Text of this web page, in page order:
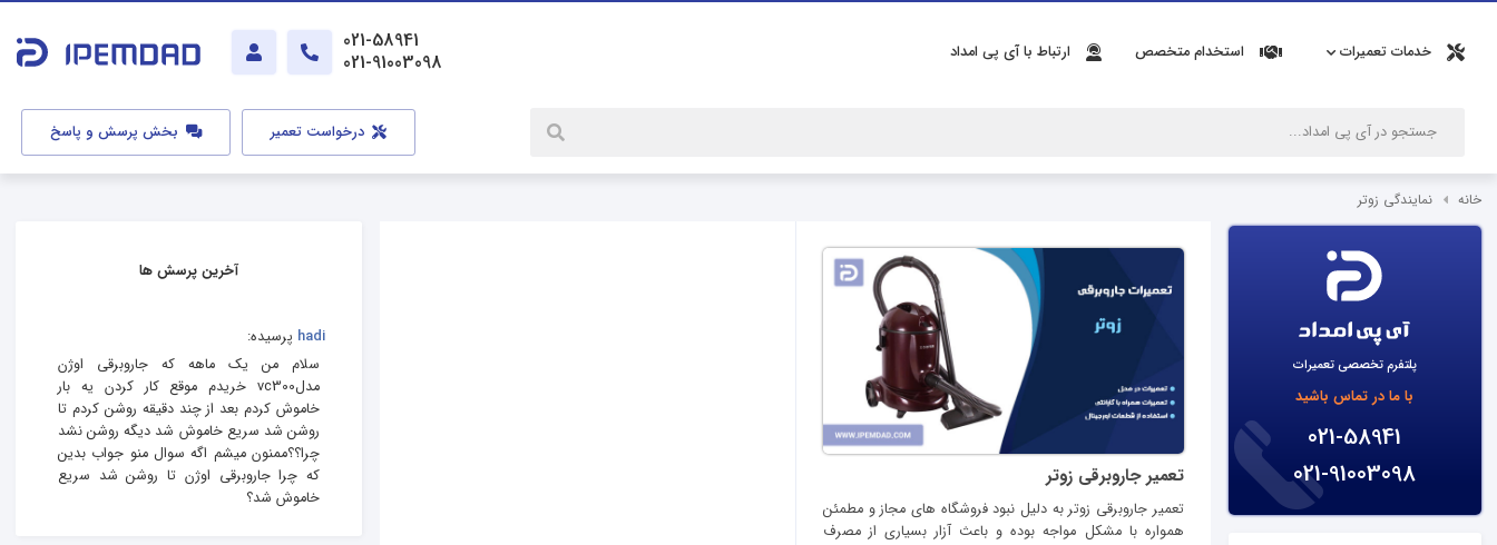
خدمات تعمیرات استخدام متخصص ارتباط با آی پی امداد
021-58941
021-91003098
درخواست تعمیر بخش پرسش و پاسخ
خانه نمایندگی زوتر
پلتفرم تخصصی تعمیرات
با ما در تماس باشید
021-58941
021-91003098
تعمیر جاروبرقی زوتر
تعمیر جاروبرقی زوتر به دلیل نبود فروشگاه های مجاز و مطمئن
همواره با مشکل مواجه بوده و باعث آزار بسیاری از مصرف
آخرین پرسش ها
hadi پرسیده:
سلام من یک ماهه که جاروبرقی اوژن
مدلvc300 خریدم موقع کار کردن یه بار
خاموش کردم بعد از چند دقیقه روشن کردم تا
روشن شد سریع خاموش شد دیگه روشن نشد
چرا؟؟ممنون میشم اگه سوال منو جواب بدین
که چرا جاروبرقی اوژن تا روشن شد سریع
خاموش شد؟